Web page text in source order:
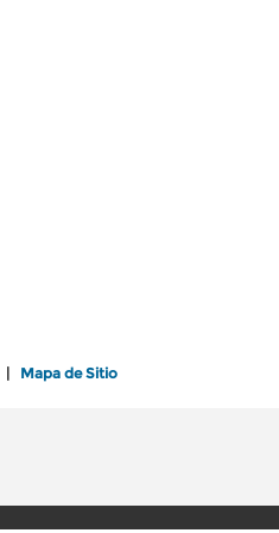
Mapa de Sitio